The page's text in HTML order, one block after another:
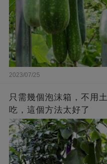
2023/07/25
只需幾個泡沫箱，不用
吃，這個方法太好了